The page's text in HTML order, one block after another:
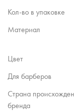
Кол-во в упаковке
Материал
Цвет
Для барберов
Страна
бренда